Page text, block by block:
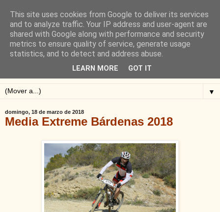
Blog de Alejandro San
Vicente
Blog sobre ciclismo: perfiles y altimetrías.
▼
domingo, 18 de marzo de 2018
Media Extreme Bárdenas 2018
This site uses cookies from Google to deliver its services
and to analyze traffic. Your IP address and user-agent are
shared with Google along with performance and security
metrics to ensure quality of service, generate usage
statistics, and to detect and address abuse.
LEARN MORE GOT IT